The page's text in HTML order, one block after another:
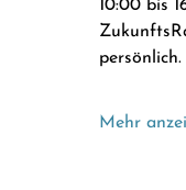
10:00 bis
persönlich.
Mehr